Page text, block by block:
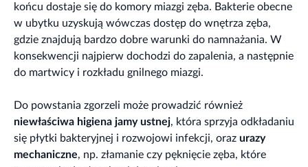
końcu dostaje się do komory miazgi zęba. Bakterie obecne
w ubytku uzyskują wówczas dostęp do wnętrza zęba,
gdzie znajdują bardzo dobre warunki do namnażania. W
konsekwencji najpierw dochodzi do zapalenia, a następnie
do martwicy i rozkładu gnilnego miazgi.
Do powstania zgorzeli może prowadzić również
niewłaściwa higiena jamy ustnej, która sprzyja odkładaniu
się płytki bakteryjnej i rozwojowi infekcji, oraz urazy
mechaniczne, np. złamanie czy pęknięcie zęba, które